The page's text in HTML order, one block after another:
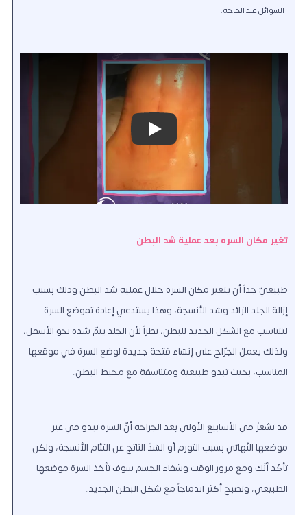
السوائل عند الحاجة.
Play
تغير مكان السره بعد عملية شد البطن
طبيعيّ جداً أن يتغير مكان السرة خلال عملية شد البطن وذلك بسبب
إزالة الجلد الزائد وشد الأنسجة، وهذا يستدعي إعادة تموضع السرة
لتتناسب مع الشكل الجديد للبطن، نظراً لأن الجلد يتمّ شده نحو الأسفل،
ولذلك يعملُ الجرّاح على إنشاء فتحة جديدة لوضع السرة في موقعها
المناسب، بحيث تبدو طبيعية ومتناسقة مع محيط البطن.
قد تشعرُ في الأسابيع الأولى بعد الجراحة أنّ السرة تبدو في غير
موضعها النّهائي بسبب التورم أو الشدّ الناتج عن التئام الأنسجة، ولكن
تأكّد أنّك ومع مرور الوقت وشفاء الجسم سوف تأخذ السرة موضعها
الطبيعي، وتصبح أكثر اندماجاً مع شكل البطن الجديد.